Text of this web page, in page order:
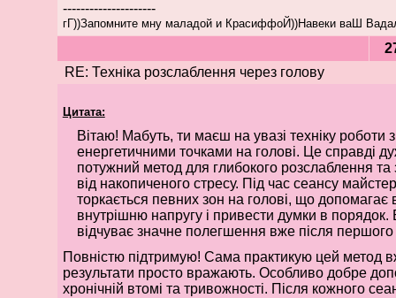
---------------------
гГ))Запомните мну маладой и КрасиффоЙ))Навеки ваШ
RE: Техніка розслаблення через голову
Цитата:
Вітаю! Мабуть, ти маєш на увазі техніку роботи з
енергетичними точками на голові. Це справді
потужний метод для глибокого розслаблення та
від накопиченого стресу. Під час сеансу
торкається певних зон на голові, що допомагає
внутрішню напругу і привести думки в порядок.
відчуває значне полегшення вже після першого
Повністю підтримую! Сама практикую цей метод
результати просто вражають. Особливо добре
хронічній втомі та тривожності. Після кожного